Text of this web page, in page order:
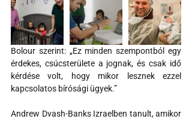
Bolour szerint: „Ez minden szempontból egy
érdekes, csúcsterülete a jognak, és csak idő
kérdése volt, hogy mikor lesznek ezzel
kapcsolatos bírósági ügyek.”
Andrew Dvash-Banks Izraelben tanult, amikor